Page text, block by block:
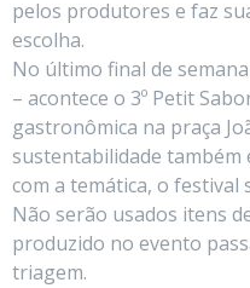
pelos produtores e faz
escolha.
No último final de
– acontece o 3º Petit
gastronômica na praça
sustentabilidade também
com a temática, o festival
Não serão usados itens
produzido no evento
triagem.